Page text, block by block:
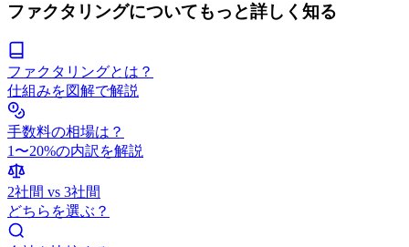
ファクタリングについてもっと詳しく知る
ファクタリングとは？
仕組みを図解で解説
手数料の相場は？
1〜20%の内訳を解説
2社間 vs 3社間
どちらを選ぶ？